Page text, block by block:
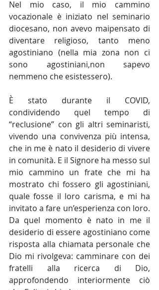
Nel mio caso, il mio cammino
vocazionale è iniziato nel seminario
diocesano, non avevo maipensato di
diventare religioso, tanto meno
agostiniano (nella mia zona non ci
sono agostiniani,non sapevo
nemmeno che esistessero).
È stato durante il COVID,
condividendo quel tempo di
“reclusione” con gli altri seminaristi,
vivendo una convivenza più intensa,
che in me è nato il desiderio di vivere
in comunità. E il Signore ha messo sul
mio cammino un frate che mi ha
mostrato chi fossero gli agostiniani,
quale fosse il loro carisma, e mi ha
invitato a fare un’esperienza con loro.
Da quel momento è nato in me il
desiderio di essere agostiniano come
risposta alla chiamata personale che
Dio mi rivolgeva: camminare con dei
fratelli alla ricerca di Dio,
approfondendo interiormente ciò